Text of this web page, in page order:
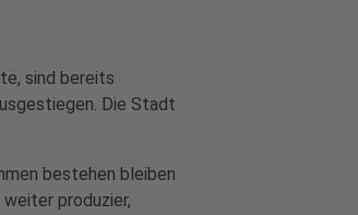
sind bereits
Die Stadt
bestehen bleiben
produzier,